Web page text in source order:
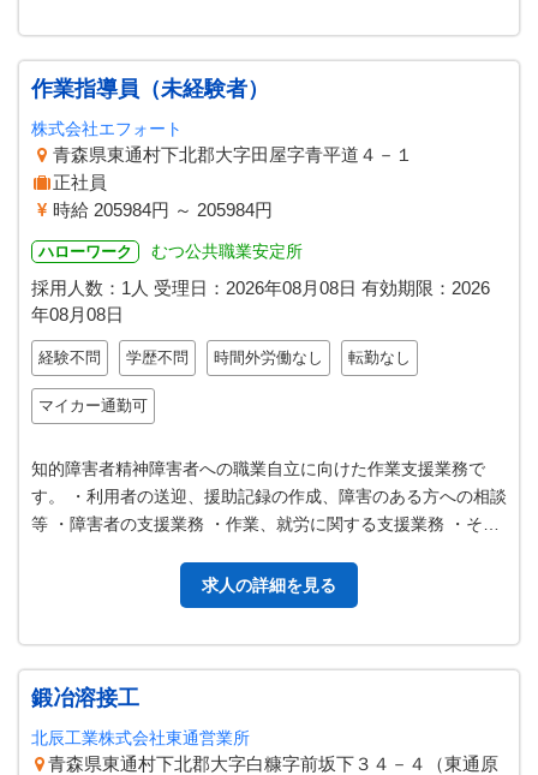
作業指導員（未経験者）
株式会社エフォート
青森県東通村下北郡大字田屋字青平道４－１
正社員
時給 205984円 ～ 205984円
ハローワーク むつ公共職業安定所
採用人数：1人 受理日： 2026年08月08日 有効期限： 2026
年08月08日
経験不問 学歴不問 時間外労働なし 転勤なし
マイカー通勤可
知的障害者精神障害者への職業自立に向けた作業支援業務で
す。 ・利用者の送迎、援助記録の作成、障害のある方への相談
等 ・障害者の支援業務 ・作業、就労に関する支援業務 ・その
求人の詳細を見る
鍛冶溶接工
北辰工業株式会社東通営業所
青森県東通村下北郡大字白糠字前坂下３４－４（東通原